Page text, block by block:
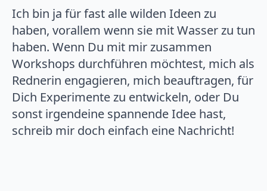
Ich bin ja für fast alle wilden Ideen zu
haben, vorallem wenn sie mit Wasser zu tun
haben. Wenn Du mit mir zusammen
Workshops durchführen möchtest, mich als
Rednerin engagieren, mich beauftragen, für
Dich Experimente zu entwickeln, oder Du
sonst irgendeine spannende Idee hast,
schreib mir doch einfach eine Nachricht!